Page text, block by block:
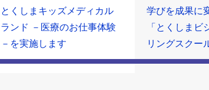
とくしまキッズメディカル
ランド －医療のお仕事体験
－を実施します
学びを成果に
「とくしまビ
リングスクー